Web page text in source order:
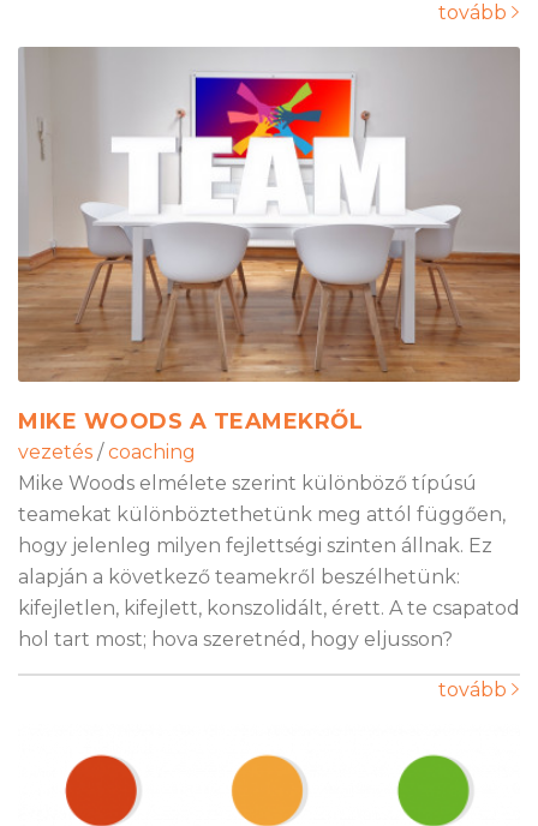
tovább
MIKE WOODS A TEAMEKRŐL
vezetés / coaching
Mike Woods elmélete szerint különböző típúsú
teamekat különböztethetünk meg attól függően,
hogy jelenleg milyen fejlettségi szinten állnak. Ez
alapján a következő teamekről beszélhetünk:
kifejletlen, kifejlett, konszolidált, érett. A te csapatod
hol tart most; hova szeretnéd, hogy eljusson?
tovább